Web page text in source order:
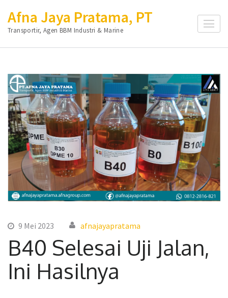
ke
konten
(Tekan
Afna Jaya Pratama, PT
Transportir, Agen BBM Industri & Marine
9 Mei 2023 afnajayapratama
B40 Selesai Uji Jalan,
Ini Hasilnya